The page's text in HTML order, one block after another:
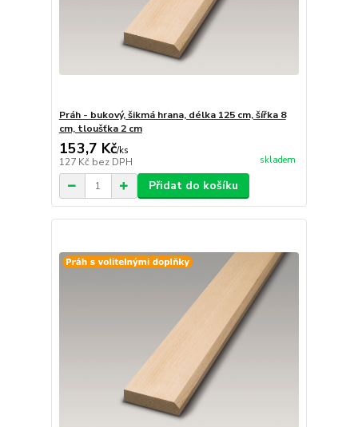
Práh - bukový, šikmá hrana, délka 125 cm, šířka 8
cm, tloušťka 2 cm
153,7 Kč/ks
127 Kč bez DPH skladem
Přidat do košíku